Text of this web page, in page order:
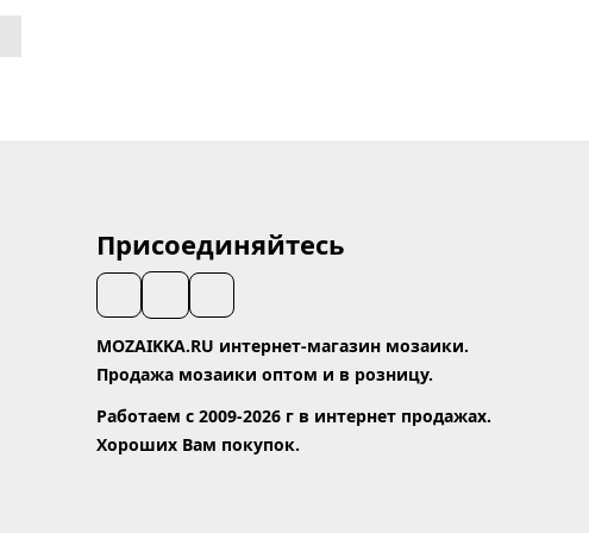
Присоединяйтесь
MOZAIKKA.RU интернет-магазин мозаики.
Продажа мозаики оптом и в розницу.
Работаем с 2009-2026 г в интернет продажах.
Хороших Вам покупок.